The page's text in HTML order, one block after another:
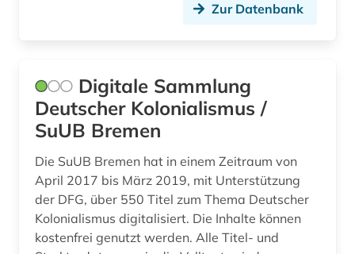
Zur Datenbank
Digitale Sammlung
Deutscher Kolonialismus /
SuUB Bremen
Die SuUB Bremen hat in einem Zeitraum von
April 2017 bis März 2019, mit Unterstützung
der DFG, über 550 Titel zum Thema Deutscher
Kolonialismus digitalisiert. Die Inhalte können
kostenfrei genutzt werden. Alle Titel- und